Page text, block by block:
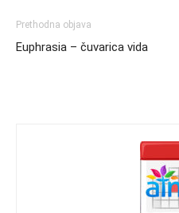
Prethodna objava
Euphrasia – čuvarica vida